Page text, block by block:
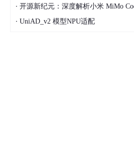
· 开源新纪元：深度解析小米 MiMo
· UniAD_v2 模型NPU适配